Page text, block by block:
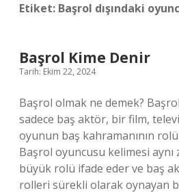
Etiket: Başrol dışındaki
Başrol Kime Denir
Tarih: Ekim 22, 2024
Başrol olmak ne demek?
sadece baş aktör, bir film,
oyunun baş kahramanının
Başrol oyuncusu kelimesi aynı
büyük rolü ifade eder ve baş
rolleri sürekli olarak oynayan